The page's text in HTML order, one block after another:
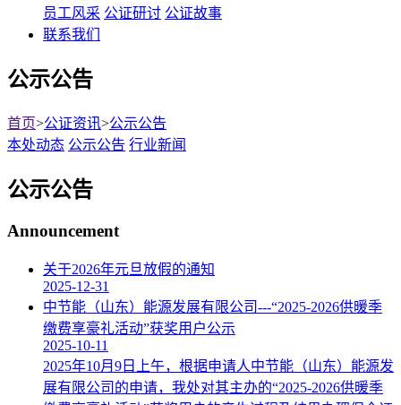
员工风采 公证研讨 公证故事
联系我们
公示公告
首页>公证资讯>公示公告
本处动态 公示公告 行业新闻
公示公告
Announcement
关于2026年元旦放假的通知
2025-12-31
中节能（山东）能源发展有限公司---“2025-2026供暖季
缴费享豪礼活动”获奖用户公示
2025-10-11
2025年10月9日上午，根据申请人中节能（山东）能源发
展有限公司的申请，我处对其主办的“2025-2026供暖季